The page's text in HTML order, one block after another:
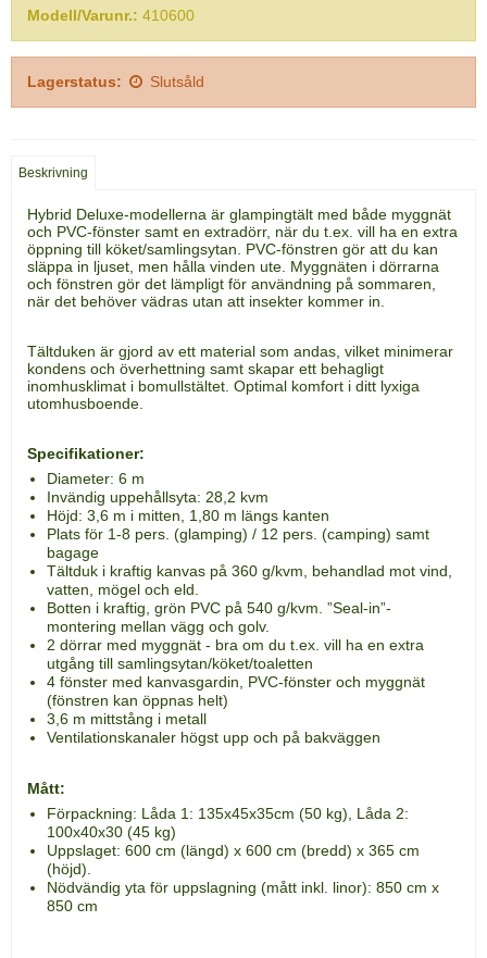
Modell/Varunr.: 410600
Lagerstatus: Slutsåld
Beskrivning
Hybrid Deluxe-modellerna är glampingtält med både myggnät
och PVC-fönster samt en extradörr, när du t.ex. vill ha en extra
öppning till köket/samlingsytan. PVC-fönstren gör att du kan
släppa in ljuset, men hålla vinden ute. Myggnäten i dörrarna
och fönstren gör det lämpligt för användning på sommaren,
när det behöver vädras utan att insekter kommer in.
Tältduken är gjord av ett material som andas, vilket minimerar
kondens och överhettning samt skapar ett behagligt
inomhusklimat i bomullstältet. Optimal komfort i ditt lyxiga
utomhusboende.
Specifikationer:
Diameter: 6 m
Invändig uppehållsyta: 28,2 kvm
Höjd: 3,6 m i mitten, 1,80 m längs kanten
Plats för 1-8 pers. (glamping) / 12 pers. (camping) samt
bagage
Tältduk i kraftig kanvas på 360 g/kvm, behandlad mot vind,
vatten, mögel och eld.
Botten i kraftig, grön PVC på 540 g/kvm. ”Seal-in”-
montering mellan vägg och golv.
2 dörrar med myggnät - bra om du t.ex. vill ha en extra
utgång till samlingsytan/köket/toaletten
4 fönster med kanvasgardin, PVC-fönster och myggnät
(fönstren kan öppnas helt)
3,6 m mittstång i metall
Ventilationskanaler högst upp och på bakväggen
Mått:
Förpackning: Låda 1: 135x45x35cm (50 kg), Låda 2:
100x40x30 (45 kg)
Uppslaget: 600 cm (längd) x 600 cm (bredd) x 365 cm
(höjd).
Nödvändig yta för uppslagning (mått inkl. linor): 850 cm x
850 cm